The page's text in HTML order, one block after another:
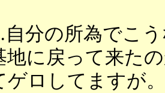
分の所為でこ
地に戻って来た
ゲロしてますが。